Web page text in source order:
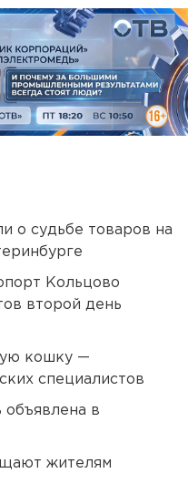
о судьбе товаров на
Кольцово
второй день
кошку —
специалистов
объявлена в
жителям